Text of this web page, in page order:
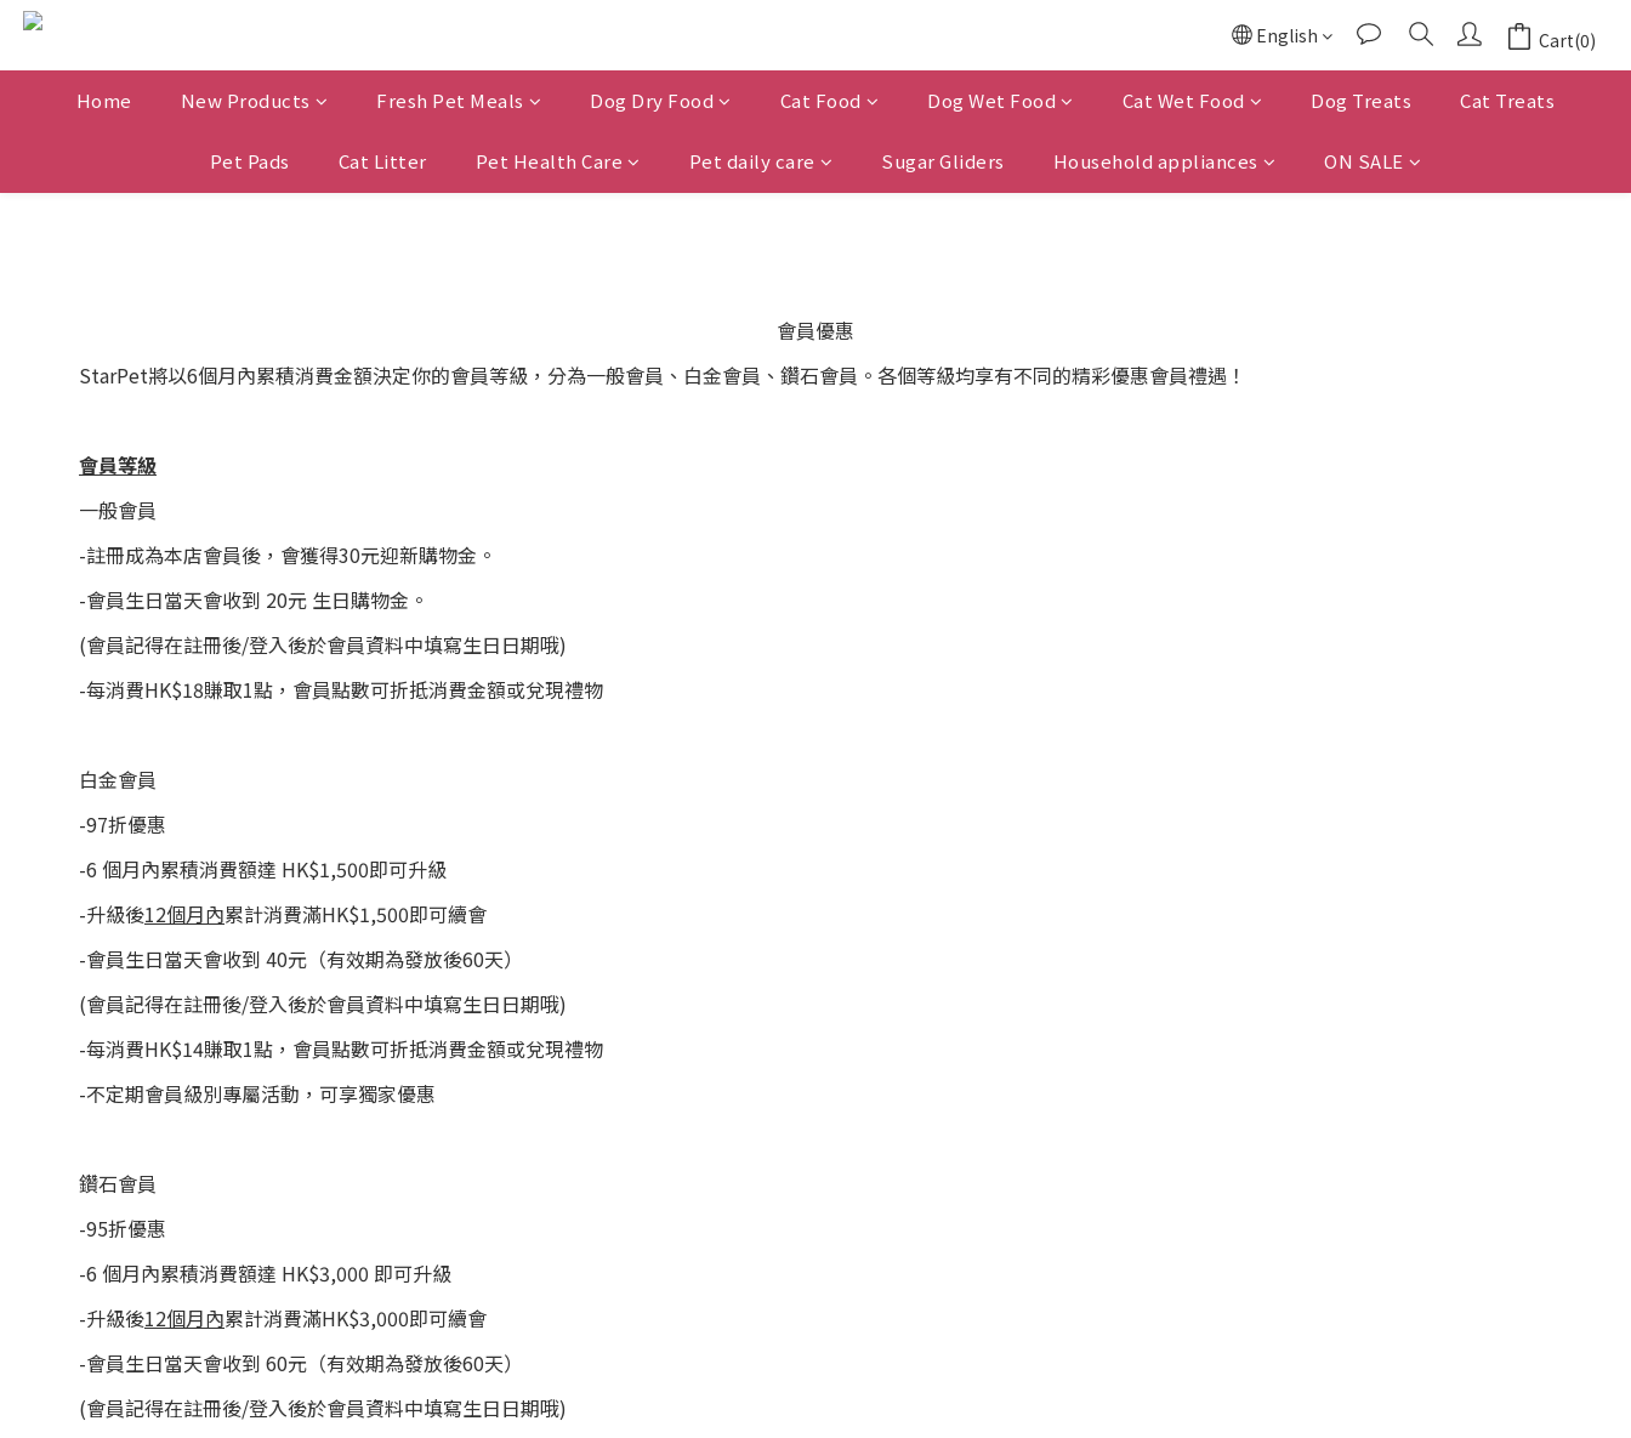
English Cart(0)
Home New Products Fresh Pet Meals Dog Dry Food Cat Food Dog Wet Food Cat Wet Food Dog Treats Cat Treats
Pet Pads Cat Litter Pet Health Care Pet daily care Sugar Gliders Household appliances ON SALE
會員優惠
StarPet將以6個月內累積消費金額決定你的會員等級，分為一般會員、白金會員、鑽石會員。各個等級均享有不同的精彩優惠會員禮遇！
會員等級
一般會員
-註冊成為本店會員後，會獲得30元迎新購物金。
-會員生日當天會收到 20元 生日購物金。
(會員記得在註冊後/登入後於會員資料中填寫生日日期哦)
-每消費HK$18賺取1點，會員點數可折抵消費金額或兌現禮物
白金會員
-97折優惠
-6 個月內累積消費額達 HK$1,500即可升級
-升級後12個月內累計消費滿HK$1,500即可續會
-會員生日當天會收到 40元（有效期為發放後60天）
(會員記得在註冊後/登入後於會員資料中填寫生日日期哦)
-每消費HK$14賺取1點，會員點數可折抵消費金額或兌現禮物
-不定期會員級別專屬活動，可享獨家優惠
鑽石會員
-95折優惠
-6 個月內累積消費額達 HK$3,000 即可升級
-升級後12個月內累計消費滿HK$3,000即可續會
-會員生日當天會收到 60元（有效期為發放後60天）
(會員記得在註冊後/登入後於會員資料中填寫生日日期哦)